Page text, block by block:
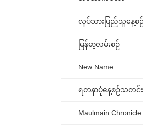
လုပ်သားပြည်သူနေ့စဉ်
မြန်မာ့လမ်းစဉ်
New Name
ရတနာပုံနေ့စဉ်သတင်း
Maulmain Chronicle